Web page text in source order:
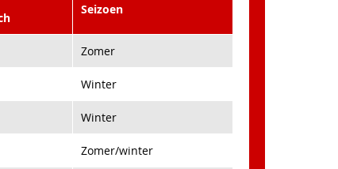
Seizoen
Zomer
Winter
Winter
Zomer/winter